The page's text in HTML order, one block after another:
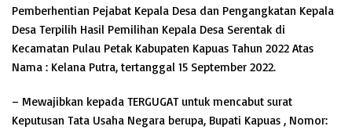
Pemberhentian Pejabat Kepala Desa dan Pengangkatan Kepala
Desa Terpilih Hasil Pemilihan Kepala Desa Serentak di
Kecamatan Pulau Petak Kabupaten Kapuas Tahun 2022 Atas
Nama : Kelana Putra, tertanggal 15 September 2022.
– Mewajibkan kepada TERGUGAT untuk mencabut surat
Keputusan Tata Usaha Negara berupa, Bupati Kapuas , Nomor: